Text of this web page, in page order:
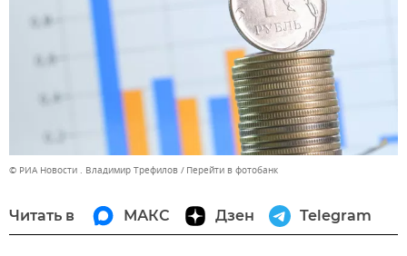
© РИА Новости . Владимир Трефилов Перейти в фотобанк
Читать в МАКС Дзен Telegram